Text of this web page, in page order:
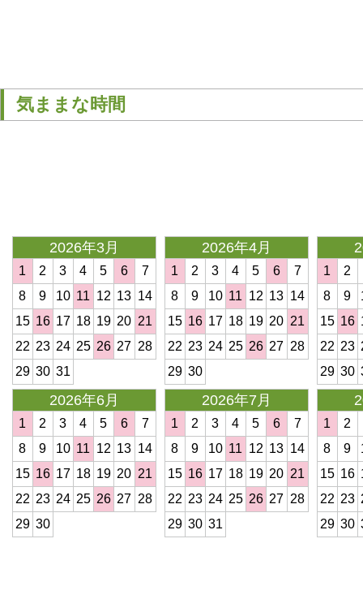
気ままな時間
2026年3月
1 2 3 4 5 6
7
8
9 10 11 12 13 14
15 16 17 18 19 20 21
22 23 24 25 26 27 28
29 30 31
2026年4月
1 2 3 4 5 6
7
8
9 10 11 12 13 14
15 16 17 18 19 20 21
22 23 24 25 26 27 28
29 30
1
2
8
9
15 16
22 23
29 30
2026年6月
1 2 3 4 5 6
7
8
9 10 11 12 13 14
15 16 17 18 19 20 21
22 23 24 25 26 27 28
29 30
2026年7月
1 2 3 4 5 6
7
8
9 10 11 12 13 14
15 16 17 18 19 20 21
22 23 24 25 26 27 28
29 30 31
1
2
8
9
15 16
22 23
29 30